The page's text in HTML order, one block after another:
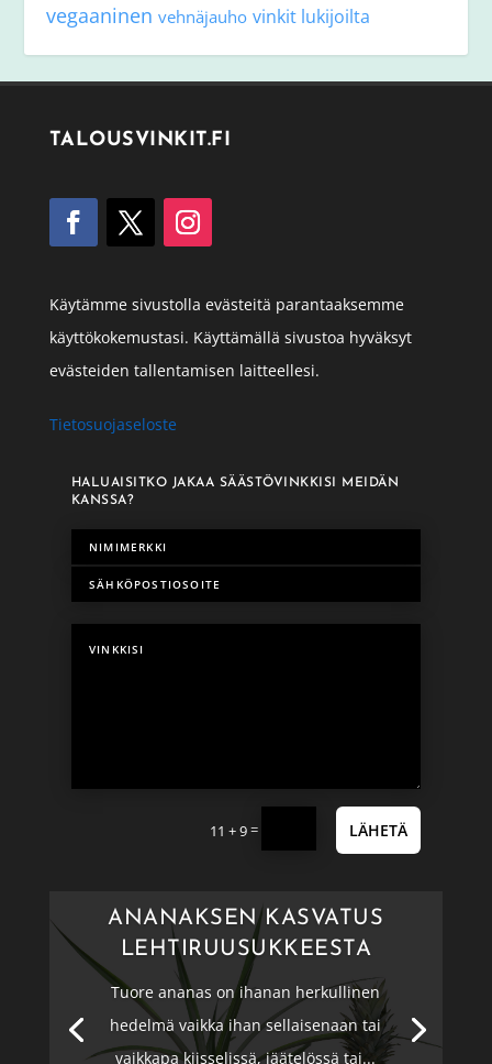
vegaaninen vehnäjauho vinkit lukijoilta
TALOUSVINKIT.FI
Käytämme sivustolla evästeitä parantaaksemme
käyttökokemustasi. Käyttämällä sivustoa hyväksyt
evästeiden tallentamisen laitteellesi.
Tietosuojaseloste
HALUAISITKO JAKAA SÄÄSTÖVINKKISI MEIDÄN
KANSSA?
11 + 9= LÄHETÄ
ANANAKSEN KASVATUS
LEHTIRUUSUKKEESTA
Tuore ananas on ihanan herkullinen
hedelmä vaikka ihan sellaisenaan tai
vaikkapa kiisselissä, jäätelössä tai...